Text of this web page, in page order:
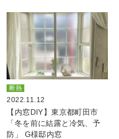
断熱
2022.11.12
【内窓DIY】東京都町田市
「冬を前に結露と冷気、予
防」 G様邸内窓